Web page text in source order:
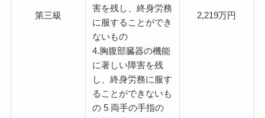
第三級
害を残し、終身労務
に服することができ
ないもの
4.胸腹部臓器の機能
に著しい障害を残
し、終身労務に服す
ることができないも
の 5 両手の手指の
2,219万円